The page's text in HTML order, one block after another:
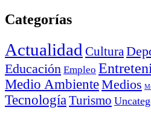
Categorías
Actualidad Cultura
Educación Empleo
Medio AmbienteMedios
Tecnología Turismo